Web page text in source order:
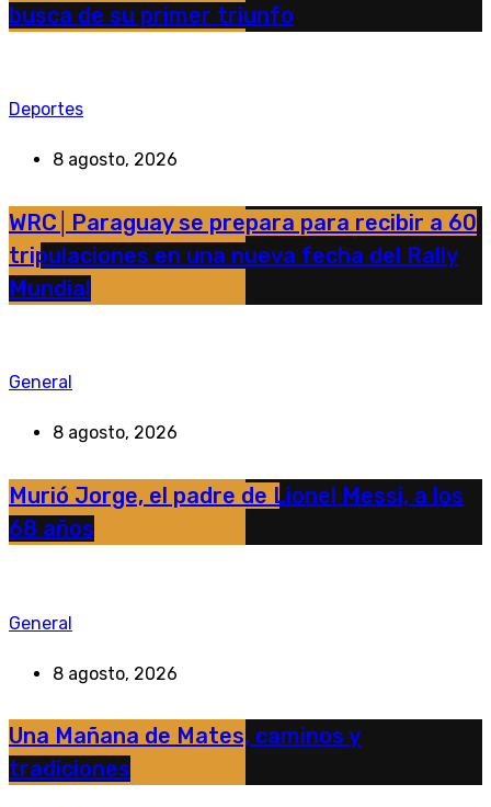
busca de su primer triunfo
Deportes
8 agosto, 2026
WRC│Paraguay se prepara para recibir a 60
tripulaciones en una nueva fecha del Rally
Mundial
General
8 agosto, 2026
Murió Jorge, el padre de Lionel Messi, a los
68 años
General
8 agosto, 2026
Una Mañana de Mates, caminos y
tradiciones